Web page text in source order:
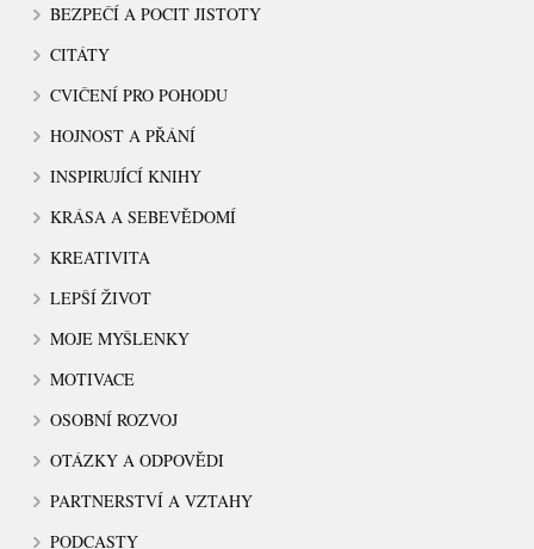
BEZPEČÍ A POCIT JISTOTY
CITÁTY
CVIČENÍ PRO POHODU
HOJNOST A PŘÁNÍ
INSPIRUJÍCÍ KNIHY
KRÁSA A SEBEVĚDOMÍ
KREATIVITA
LEPŠÍ ŽIVOT
MOJE MYŠLENKY
MOTIVACE
OSOBNÍ ROZVOJ
OTÁZKY A ODPOVĚDI
PARTNERSTVÍ A VZTAHY
PODCASTY